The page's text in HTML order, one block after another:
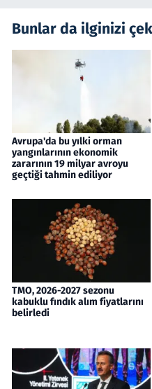
Bunlar da ilginizi
Avrupa'da bu yılki orman
yangınlarının ekonomik
zararının 19 milyar avroyu
geçtiği tahmin ediliyor
TMO, 2026-2027 sezonu
kabuklu fındık alım fiyatlarını
belirledi